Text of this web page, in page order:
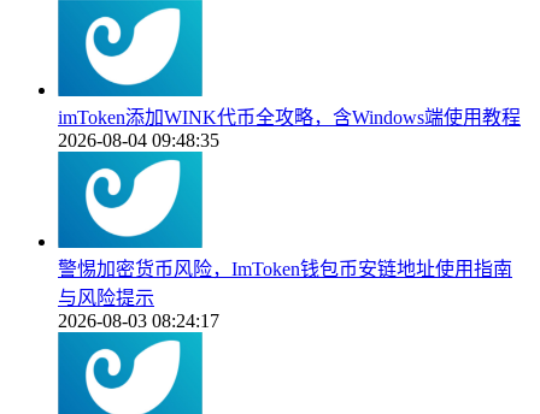
imToken添加WINK代币全攻略，含Windows端使用教程
2026-08-04 09:48:35
警惕加密货币风险，ImToken钱包币安链地址使用指南
与风险提示
2026-08-03 08:24:17